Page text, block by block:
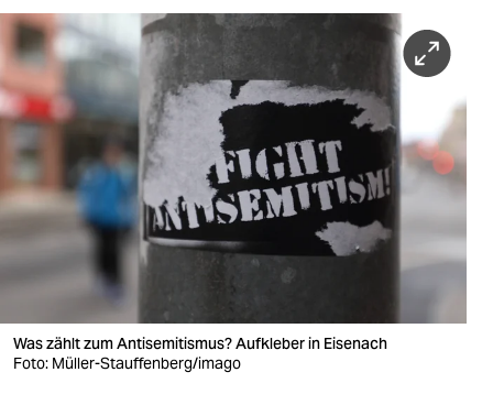
sport
berlin
nord
wahrheit
verlag
veranstaltungen
shop
fragen & hilfe
Was zählt zum Antisemitismus? Aufkleber in Eisenach
Foto: Müller-Stauffenberg/imago